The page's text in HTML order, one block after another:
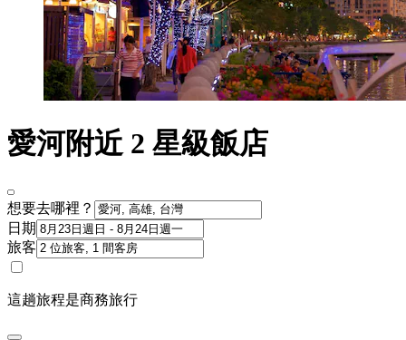
愛河附近 2 星級飯店
想要去哪裡？
日期
旅客
這趟旅程是商務旅行